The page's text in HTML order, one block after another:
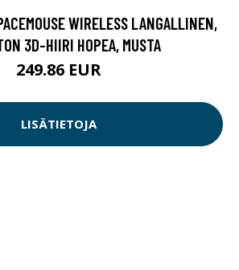
WIRELESS LANGALLINEN,
3D-HIIRI HOPEA, MUSTA
249.86 EUR
LISÄTIETOJA